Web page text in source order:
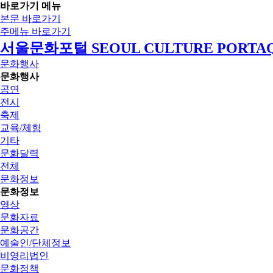
바로가기 메뉴
본문 바로가기
주메뉴 바로가기
서울문화포털 SEOUL CULTURE
문화행사
문화행사
공연
전시
축제
교육/체험
기타
문화달력
전체
문화정보
문화정보
영상
문화자료
문화공간
예술인/단체정보
비영리법인
문화정책